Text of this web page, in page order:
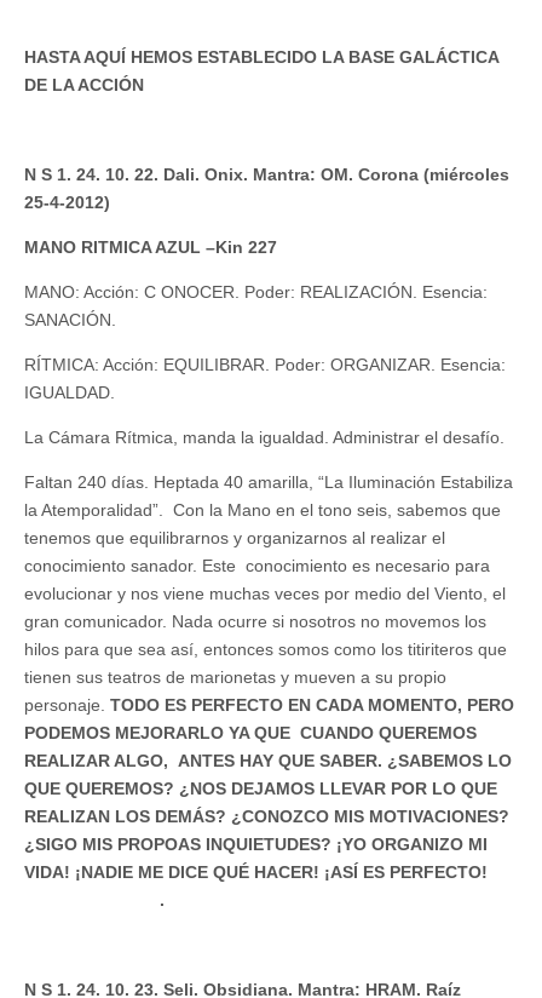
HASTA AQUÍ HEMOS ESTABLECIDO LA BASE GALÁCTICA
DE LA ACCIÓN
N S 1. 24. 10. 22. Dali. Onix. Mantra: OM. Corona (miércoles
25-4-2012)
MANO RITMICA AZUL –Kin 227
MANO: Acción: C ONOCER. Poder: REALIZACIÓN. Esencia:
SANACIÓN.
RÍTMICA: Acción: EQUILIBRAR. Poder: ORGANIZAR. Esencia:
IGUALDAD.
La Cámara Rítmica, manda la igualdad. Administrar el desafío.
Faltan 240 días. Heptada 40 amarilla, “La Iluminación Estabiliza
la Atemporalidad”. Con la Mano en el tono seis, sabemos que
tenemos que equilibrarnos y organizarnos al realizar el
conocimiento sanador. Este conocimiento es necesario para
evolucionar y nos viene muchas veces por medio del Viento, el
gran comunicador. Nada ocurre si nosotros no movemos los
hilos para que sea así, entonces somos como los titiriteros que
tienen sus teatros de marionetas y mueven a su propio
personaje. TODO ES PERFECTO EN CADA MOMENTO, PERO
PODEMOS MEJORARLO YA QUE CUANDO QUEREMOS
REALIZAR ALGO, ANTES HAY QUE SABER. ¿SABEMOS LO
QUE QUEREMOS? ¿NOS DEJAMOS LLEVAR POR LO QUE
REALIZAN LOS DEMÁS? ¿CONOZCO MIS MOTIVACIONES?
¿SIGO MIS PROPOAS INQUIETUDES? ¡YO ORGANIZO MI
VIDA! ¡NADIE ME DICE QUÉ HACER! ¡ASÍ ES PERFECTO!
.
N S 1. 24. 10. 23. Seli. Obsidiana. Mantra: HRAM. Raíz